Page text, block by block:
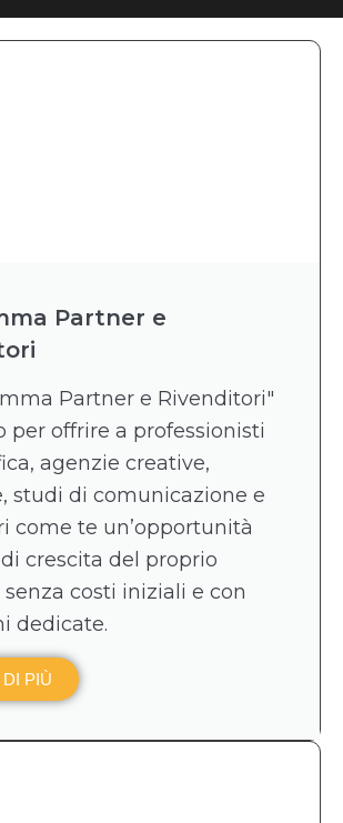
Partner e
Partner e Rivenditori"
per offrire a professionisti
agenzie creative,
studi di comunicazione e
come te un’opportunità
crescita del proprio
senza costi iniziali e con
dedicate.
PIÙ